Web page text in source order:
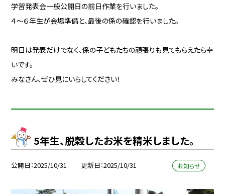
学習発表会一般公開日の前日作業を行いました。
４～６年生が会場準備と、最後の係の確認を行いました。
明日は発表だけでなく、係の子どもたちの頑張りも見てもらえたら幸
いです。
みなさん、ぜひ見にいらしてください！
5年生、脱穀したお米を精米しました。
公開日 2025/10/31 更新日 2025/10/31 お知らせ